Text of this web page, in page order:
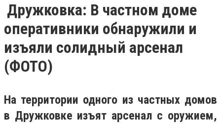
Дружковка: В частном доме
оперативники обнаружили и
изъяли солидный арсенал
(ФОТО)
На территории одного из частных домов
в Дружковке изъят арсенал с оружием,